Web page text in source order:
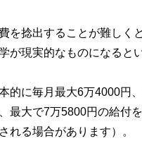
を捻出することが難しく
が現実的なものになると
的に毎月最大6万4000円
最大で7万5800円の給付
れる場合があります）。